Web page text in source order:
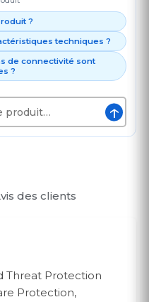
?
techniques ?
de connectivité sont
?
↑
des clients
Threat Protection
Protection,